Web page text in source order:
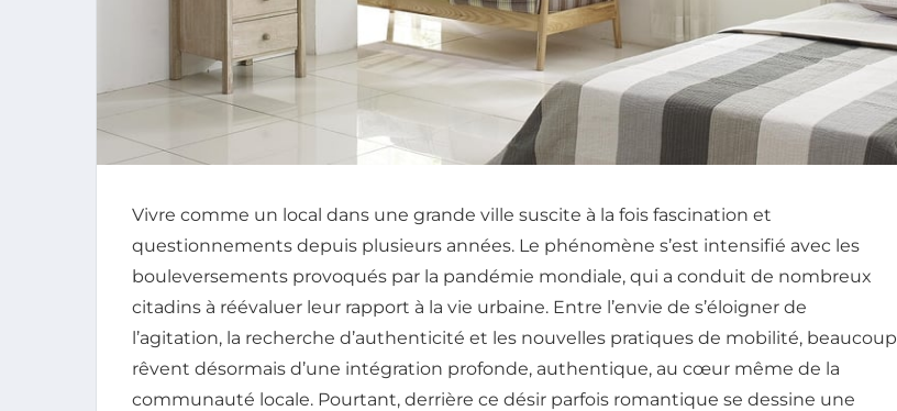
Vivre comme un local dans une grande ville suscite à la fois fascination et
questionnements depuis plusieurs années. Le phénomène s’est intensifié avec les
bouleversements provoqués par la pandémie mondiale, qui a conduit de nombreux
citadins à réévaluer leur rapport à la vie urbaine. Entre l’envie de s’éloigner de
l’agitation, la recherche d’authenticité et les nouvelles pratiques de mobilité, beaucoup
rêvent désormais d’une intégration profonde, authentique, au cœur même de la
communauté locale. Pourtant, derrière ce désir parfois romantique se dessine une